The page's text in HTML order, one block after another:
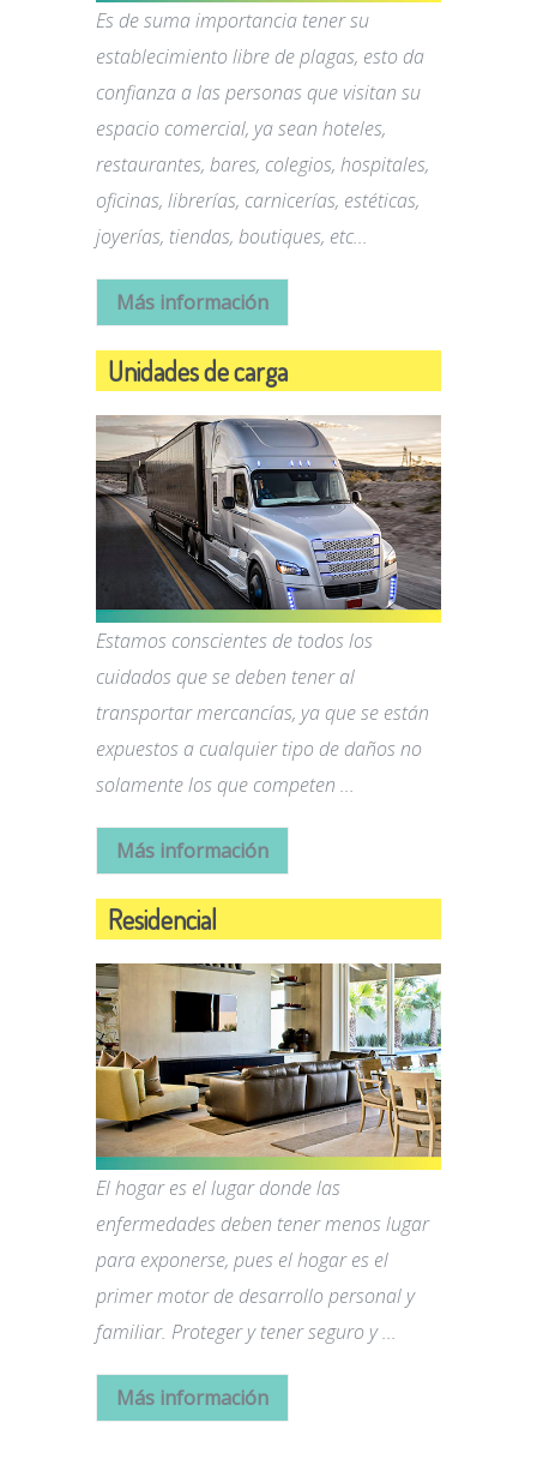
Es de suma importancia tener su
establecimiento libre de plagas, esto da
confianza a las personas que visitan su
espacio comercial, ya sean hoteles,
restaurantes, bares, colegios, hospitales,
oficinas, librerías, carnicerías, estéticas,
joyerías, tiendas, boutiques, etc...
Más información
Unidades de carga
Estamos conscientes de todos los
cuidados que se deben tener al
transportar mercancías, ya que se están
expuestos a cualquier tipo de daños no
solamente los que competen ...
Más información
Residencial
El hogar es el lugar donde las
enfermedades deben tener menos lugar
para exponerse, pues el hogar es el
primer motor de desarrollo personal y
familiar. Proteger y tener seguro y ...
Más información